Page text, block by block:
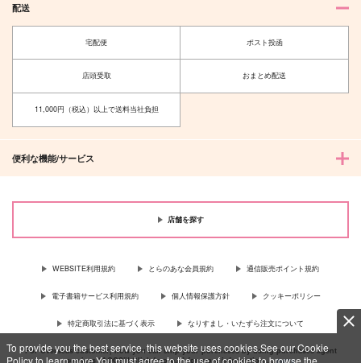
To provide you the best service, this website uses cookies.See our Cookie
Policy to learn more.You must agree to the use of cookies to browse the
配送
宅配便 ポスト投函
店頭受取 おまとめ配送
11,000円（税込）以上で送料当社負担
便利な機能/サービス
店舗を探す
WEBSITE利用規約 とらのあな会員規約 通信販売ポイント規約
電子書籍サービス利用規約 個人情報保護方針 クッキーポリシー
特定商取引法に基づく表示 なりすまし・いたずら注文について
For Overseas customer, now you can ship your purchases by using purchases agent
services “AOCS”! Click {more…} for more information …more